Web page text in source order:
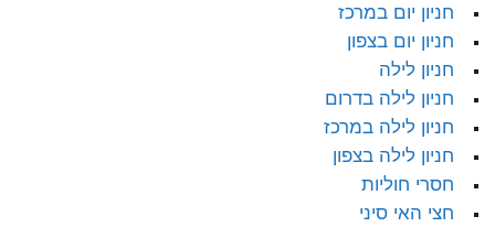
חניון יום במרכז
חניון יום בצפון
חניון לילה
חניון לילה בדרום
חניון לילה במרכז
חניון לילה בצפון
חסרי חוליות
חצי האי סיני